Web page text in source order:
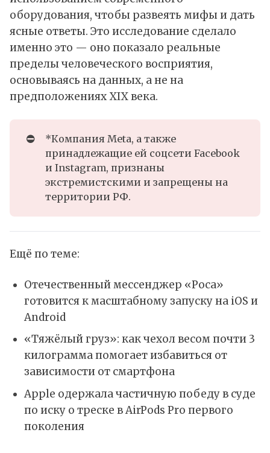
оборудования, чтобы развеять мифы и дать
ясные ответы. Это исследование сделало
именно это — оно показало реальные
пределы человеческого восприятия,
основываясь на данных, а не на
предположениях XIX века.
⛔
*Компания Meta, а также
принадлежащие ей соцсети Facebook
и Instagram, признаны
экстремистскими и запрещены на
территории РФ.
Ещё по теме:
Отечественный мессенджер «Роса»
готовится к масштабному запуску на iOS и
Android
«Тяжёлый груз»: как чехол весом почти 3
килограмма помогает избавиться от
зависимости от смартфона
Apple одержала частичную победу в суде
по иску о треске в AirPods Pro первого
поколения